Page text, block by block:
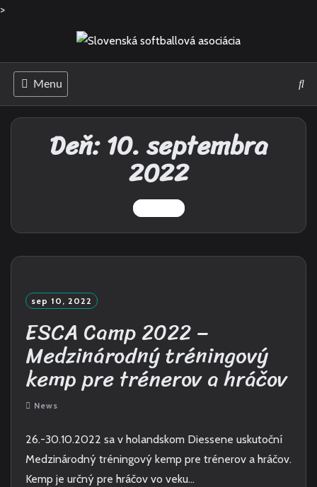
>
content
Menu
Deň:10. septembra
2022
sep 10, 2022
ESCA Camp 2022 –
Medzinárodný tréningový
kemp pre trénerov a hráčov
News
26.-30.10.2022 sa v holandskom Diessene uskutoční
Medzinárodný tréningový kemp pre trénerov a hráčov.
Kemp je určný pre hráčov vo veku…